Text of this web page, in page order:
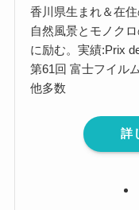
香川県生まれ＆在
自然風景とモノク
に励む。実績:Prix
第61回 富士フイル
他多数
詳